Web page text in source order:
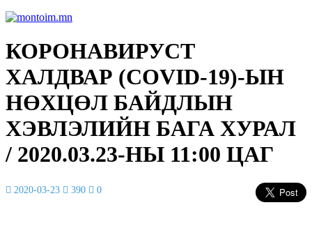
КОРОНАВИРУСТ
ХАЛДВАР (COVID-19)-ЫН
НӨХЦӨЛ БАЙДЛЫН
ХЭВЛЭЛИЙН БАГА ХУРАЛ
/ 2020.03.23-НЫ 11:00 ЦАГ
2020-03-23 390 0